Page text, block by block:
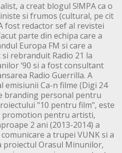
a creat blogul S!MPA ca o
si frumos (cultural, pe cit
fost redactor sef al revistei
parte din echipa care a
Europa FM si care a
rebranduit Radio 21 la
‘90 si a fost consultant
Radio Guerrilla. A
Ca-n filme (Digi 24
branding personal pentru
"10 pentru film", este
pentru artisti,
2 ani (2013-2014) a
a trupei VUNK si a
proiectul Orasul Minunilor,